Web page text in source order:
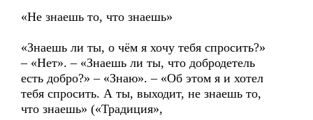
«Не знаешь то, что знаешь»
«Знаешь ли ты, о чём я хочу тебя спросить?»
– «Нет». – «Знаешь ли ты, что добродетель
есть добро?» – «Знаю». – «Об этом я и хотел
тебя спросить. А ты, выходит, не знаешь то,
что знаешь» («Традиция»,